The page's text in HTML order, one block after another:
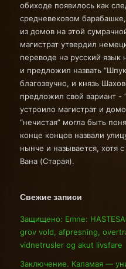
обиходе появилось как
средневековом
из домов на этой
магистрат утвердил
переводе на русский
и предложил назвать
благозвучно, и князь
предложил свой вариант -
устроило магистрат и
“нечистая” могла быть
конце концов назвали
нынче и называется, хотя
Вана (Старая).
Свежие записи
Защищено: Emne:
grov vold, afpresning,
vidnetrusler og akut livsfare
Заключение. Каламая —